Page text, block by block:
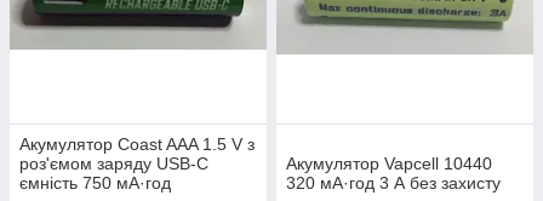
Акумулятор Coast AAA 1.5 V з
роз'ємом заряду USB-C
ємність 750 мА·год
Акумулятор Vapcell 10440
320 мА·год 3 А без захисту